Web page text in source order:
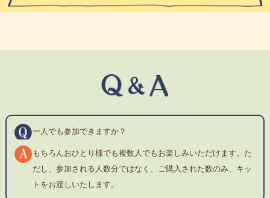
一人でも参加できますか？
もちろんおひとり様でも複数人でもお楽しみいただけます。た
だし、参加される人数分ではなく、ご購入された数のみ、キッ
トをお渡しいたします。